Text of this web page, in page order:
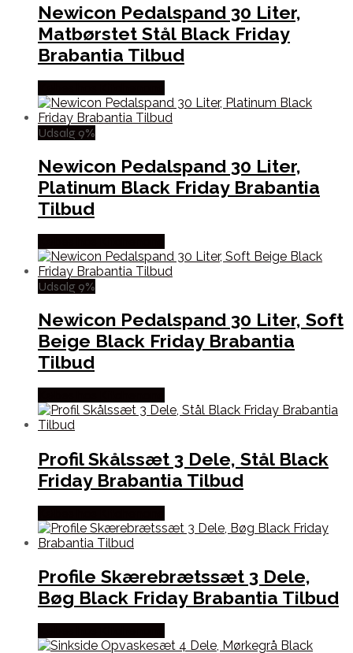
Newicon Pedalspand 30 Liter,
Matbørstet Stål Black Friday
Brabantia Tilbud
Udsalg 9%
Newicon Pedalspand 30 Liter,
Platinum Black Friday Brabantia
Tilbud
Udsalg 9%
Newicon Pedalspand 30 Liter, Soft
Beige Black Friday Brabantia
Tilbud
Profil Skålssæt 3 Dele, Stål Black
Friday Brabantia Tilbud
Profile Skærebrætssæt 3 Dele,
Bøg Black Friday Brabantia Tilbud